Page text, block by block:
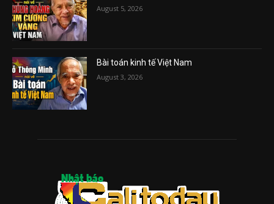
August 5, 2026
Bài toán kinh tế Việt Nam
August 3, 2026